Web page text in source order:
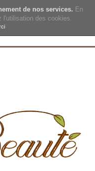
de nos services. En
l'utilisation des cookies.